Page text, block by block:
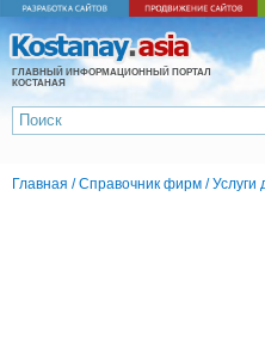
ГЛАВНЫЙ ИНФОРМАЦИОННЫЙ ПОРТАЛ
КОСТАНАЯ
Главная /Справочник фирм /Услуги